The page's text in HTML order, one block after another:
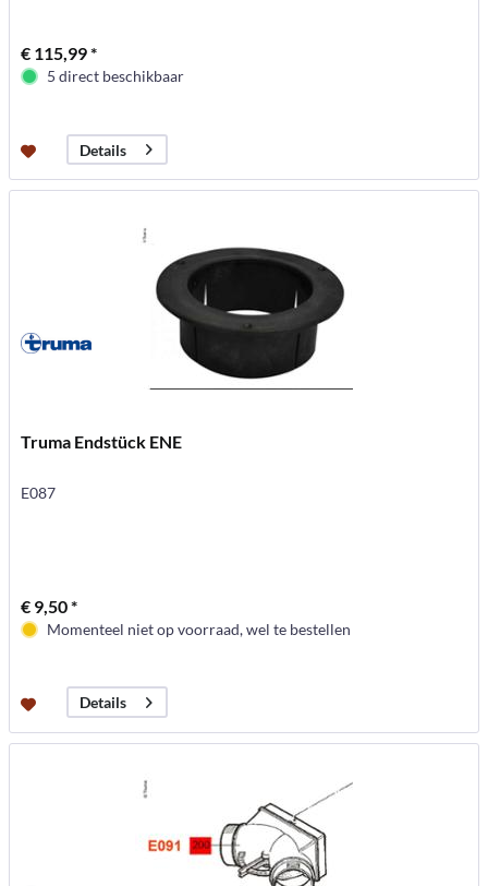
€ 115,99 *
5 direct beschikbaar
Details
Truma Endstück ENE
E087
€ 9,50 *
Momenteel niet op voorraad, wel te bestellen
Details